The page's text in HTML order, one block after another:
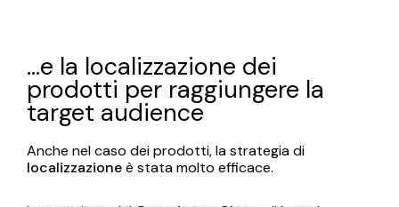
…e la localizzazione dei
prodotti per raggiungere la
target audience
Anche nel caso dei prodotti, la strategia di
localizzazioneè stata molto efficace.